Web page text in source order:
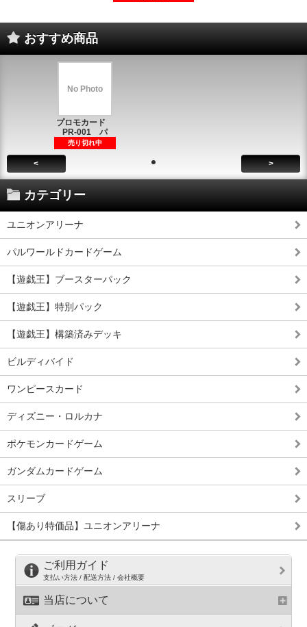
おすすめ商品
No Photo
プロモカード
PR-001 パ
売り切れ中
< >
カテゴリー
ユニオンアリーナ
パルワールドカードゲーム
【遊戯王】ブースターパック
【遊戯王】特別パック
【遊戯王】構築済みデッキ
ビルディバイド
ワンピースカード
ディズニー・ロルカナ
ポケモンカードゲーム
ガンダムカードゲーム
スリーブ
【傷あり特価品】ユニオンアリーナ
ご利用ガイド
支払い方法 / 配送方法 / 会社概要
当店について